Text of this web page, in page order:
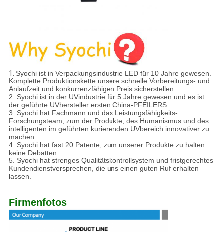
1. Syochi ist in Verpackungsindustrie LED für 10 Jahre gewesen.
Komplette Produktionskette unsere schnelle Vorbereitungs- und
Anlaufzeit und konkurrenzfähigen Preis sicherstellen.
2. Syochi ist in der UVindustrie für 5 Jahre gewesen und es ist
der geführte UVhersteller ersten China-PFEILERS.
3. Syochi hat Fachmann und das Leistungsfähigkeits-
Forschungsteam, zum der Produkte, des Humanismus und des
intelligenten im geführten kurierenden UVbereich innovativer zu
machen.
4. Syochi hat fast 20 Patente, zum unserer Produkte zu halten
keine Debatten.
5. Syochi hat strenges Qualitätskontrollsystem und fristgerechtes
Kundendienstversprechen, die uns einen guten Ruf erhalten
lassen.
Firmenfotos